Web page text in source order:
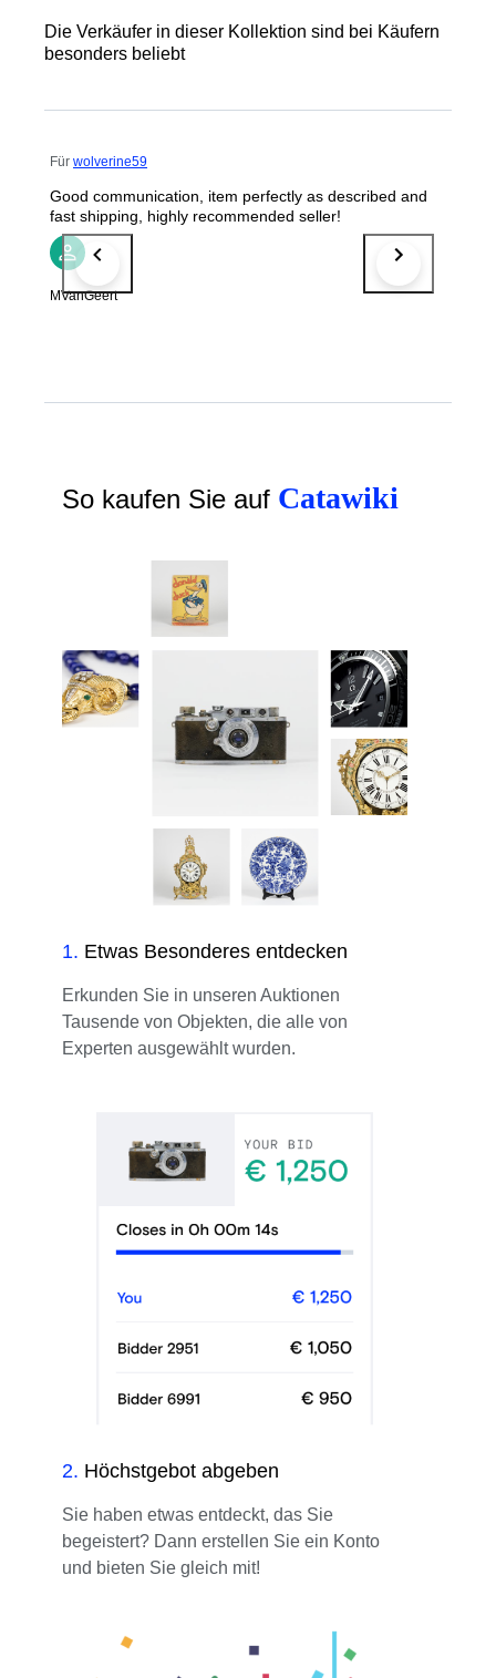
Die Verkäufer in dieser Kollektion sind bei Käufern
besonders beliebt
Für wolverine59
Good communication, item perfectly as described and
fast shipping, highly recommended seller!
MVanGeert
So kaufen Sie auf Catawiki
1. Etwas Besonderes entdecken
Erkunden Sie in unseren Auktionen
Tausende von Objekten, die alle von
Experten ausgewählt wurden.
2. Höchstgebot abgeben
Sie haben etwas entdeckt, das Sie
begeistert? Dann erstellen Sie ein Konto
und bieten Sie gleich mit!